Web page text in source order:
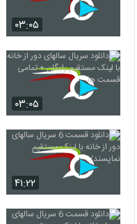
۰۳:۰۵
۰۳:۰۵
۴۱:۲۲